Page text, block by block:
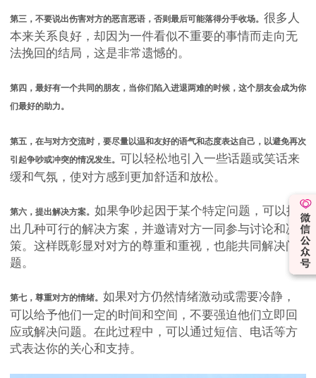
第三，不要说出伤害对方的恶言恶语，否则最后可能落得分手收场。 很多人
本来关系良好，却因为一件看似不重要的事情而走向无
法挽回的结局，这是非常遗憾的。
第四，最好有一个共同的朋友，当你们陷入进退两难的时候，这个朋友会成为你
们最好的助力。
第五，在与对方交流时，要尽量以温和友好的语气和态度表达自己，以避免再次
引起争吵或冲突的情况发生。 可以轻松地引入一些话题或笑话来
缓和气氛，使对方感到更加舒适和放松。
第六，提出解决方案。 如果争吵起因于某个特定问题，可以提
出几种可行的解决方案，并邀请对方一同参与讨论和决
策。这样既彰显对对方的尊重和重视，也能共同解决问
题。
第七，尊重对方的情绪。 如果对方仍然情绪激动或需要冷静，
可以给予他们一定的时间和空间，不要强迫他们立即回
应或解决问题。在此过程中，可以通过短信、电话等方
式表达你的关心和支持。